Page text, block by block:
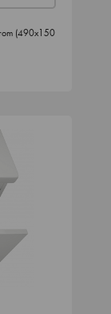
(490x150